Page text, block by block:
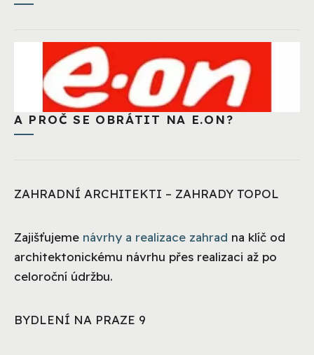
A PROČ SE OBRÁTIT NA E.ON?
ZAHRADNÍ ARCHITEKTI – ZAHRADY TOPOL
Zajišťujeme návrhy a realizace zahrad na klíč od
architektonickému návrhu přes realizaci až po
celoroční údržbu.
BYDLENÍ NA PRAZE 9